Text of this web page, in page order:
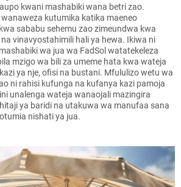
kwani mashabiki wana betri zao.
kutumika katika maeneo
sababu sehemu zao zimeundwa kwa
vinavyostahimili hali ya hewa. Ikiwa ni
wa jua wa FadSol watatekeleza
mzigo wa bili za umeme hata kwa wateja
ya nje, ofisi na bustani. Mfululizo wetu wa
ni rahisi kufunga na kufanya kazi pamoja
unalenga wateja wanaojali mazingira
ya baridi na utakuwa wa manufaa sana
nishati ya jua.